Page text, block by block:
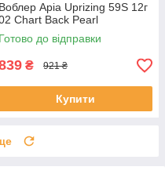
Воблер Apia Uprizing 59S 12г
Chart Back Pearl
Готово до відправки
₴ 921 ₴
Купити